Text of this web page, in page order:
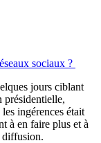
sociaux ?
jours ciblant
présidentielle,
ingérences était
à en faire plus et à
diffusion.